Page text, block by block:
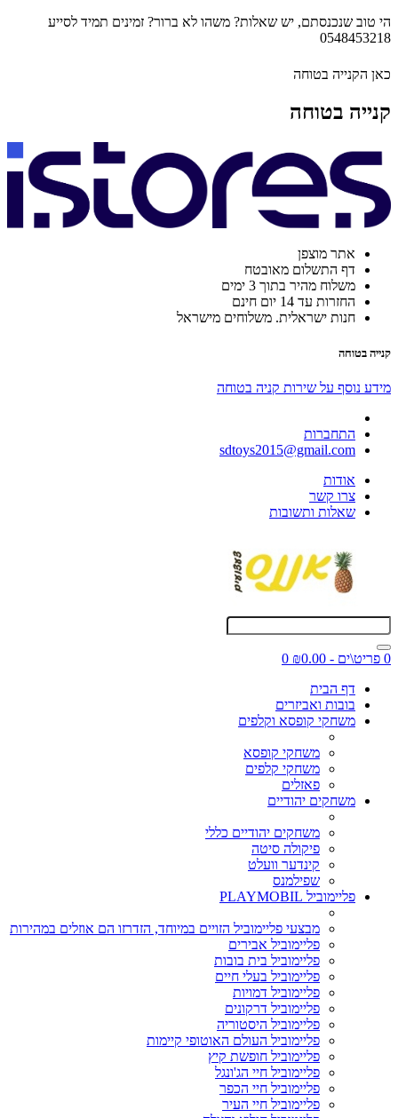
הי טוב שנכנסתם, יש שאלות? משהו לא ברור? זמינים תמיד לסייע
0548453218
כאן הקנייה בטוחה
קנייה בטוחה
אתר מוצפן
דף התשלום מאובטח
משלוח מהיר בתוך 3 ימים
החזרות עד 14 יום חינם
חנות ישראלית. משלוחים מישראל
קנייה בטוחה
מידע נוסף על שירות קניה בטוחה
התחברות
sdtoys2015@gmail.com
אודות
צרו קשר
שאלות ותשובות
0 פריט\ים - ₪0.00
0
דף הבית
בובות ואביזרים
משחקי קופסא וקלפים
משחקי קופסא
משחקי קלפים
פאזלים
משחקים יהודיים
משחקים יהודיים כללי
פיקולה סיטה
קינדער וועלט
שפילמנס
פליימוביל PLAYMOBIL
מבצעי פליימוביל הזויים במיוחד, הזדרזו הם אוזלים במהירות
פליימוביל אבירים
פליימוביל בית בובות
פליימוביל בעלי חיים
פליימוביל דמויות
פליימוביל דרקונים
פליימוביל היסטוריה
פליימוביל העולם האוטופי קיימות
פליימוביל חופשת קיץ
פליימוביל חיי הג'ונגל
פליימוביל חיי הכפר
פליימוביל חיי העיר